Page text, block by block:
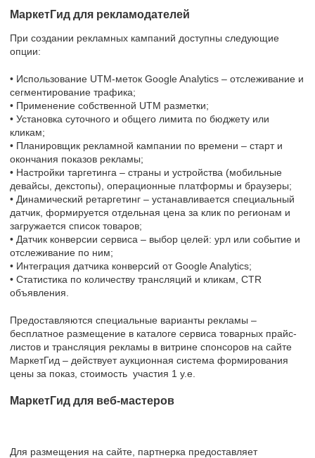
МаркетГид для рекламодателей
При создании рекламных кампаний доступны следующие
опции:
• Использование UTM-меток Google Analytics – отслеживание и
сегментирование трафика;
• Применение собственной UTM разметки;
• Установка суточного и общего лимита по бюджету или
кликам;
• Планировщик рекламной кампании по времени – старт и
окончания показов рекламы;
• Настройки таргетинга – страны и устройства (мобильные
девайсы, декстопы), операционные платформы и браузеры;
• Динамический ретаргетинг – устанавливается специальный
датчик, формируется отдельная цена за клик по регионам и
загружается список товаров;
• Датчик конверсии сервиса – выбор целей: урл или событие и
отслеживание по ним;
• Интеграция датчика конверсий от Google Analytics;
• Статистика по количеству трансляций и кликам, CTR
объявления.
Предоставляются специальные варианты рекламы –
бесплатное размещение в каталоге сервиса товарных прайс-
листов и трансляция рекламы в витрине спонсоров на сайте
МаркетГид – действует аукционная система формирования
цены за показ, стоимость участия 1 у.е.
МаркетГид для веб-мастеров
Для размещения на сайте, партнерка предоставляет